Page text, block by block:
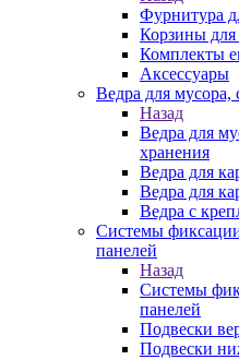
Фурнитура
Корзины для
Комплекты
Аксессуары
Ведра для мусора,
Назад
Ведра для
хранения
Ведра для
Ведра для
Ведра с
Системы
панелей
Назад
Системы
панелей
Подвески
Подвески